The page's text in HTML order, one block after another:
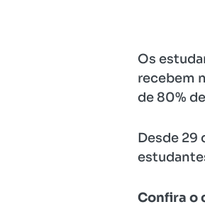
Os
recebem
de 80%
Desde 29
Confira o